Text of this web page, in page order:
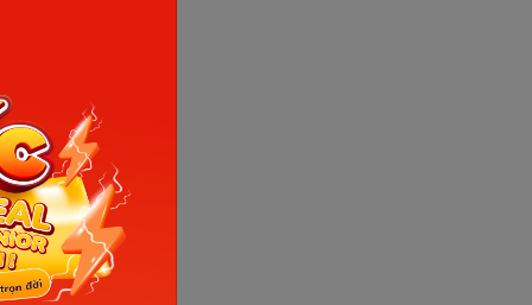
vào
ta
và duy
trong cơ